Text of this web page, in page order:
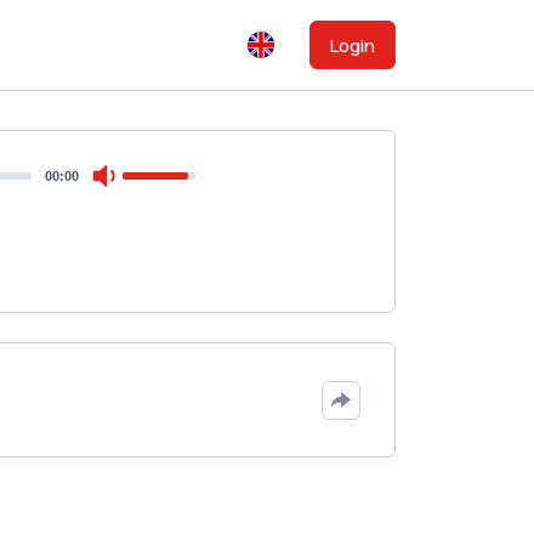
Login
00:00